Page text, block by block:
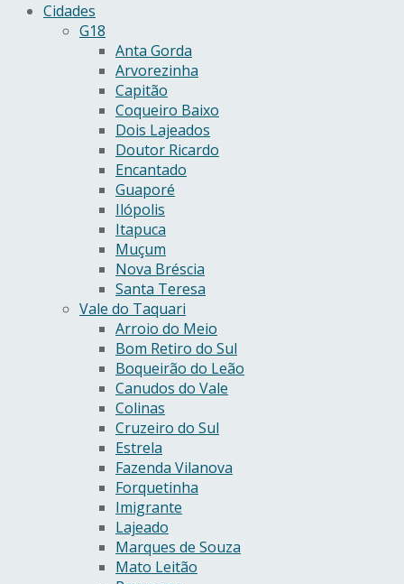
Cidades
G18
Anta Gorda
Arvorezinha
Capitão
Coqueiro Baixo
Dois Lajeados
Doutor Ricardo
Encantado
Guaporé
Ilópolis
Itapuca
Muçum
Nova Bréscia
Santa Teresa
Vale do Taquari
Arroio do Meio
Bom Retiro do Sul
Boqueirão do Leão
Canudos do Vale
Colinas
Cruzeiro do Sul
Estrela
Fazenda Vilanova
Forquetinha
Imigrante
Lajeado
Marques de Souza
Mato Leitão